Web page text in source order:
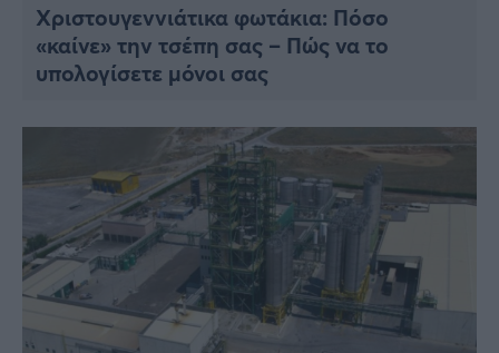
Χριστουγεννιάτικα φωτάκια: Πόσο
«καίνε» την τσέπη σας – Πώς να το
υπολογίσετε μόνοι σας